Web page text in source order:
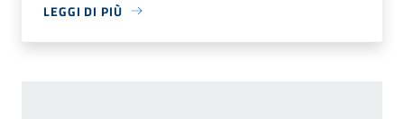
LEGGI DI PIÙ